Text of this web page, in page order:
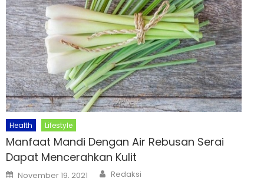
Health Lifestyle
Manfaat Mandi Dengan Air Rebusan Serai
Dapat Mencerahkan Kulit
Posted
November 19, 2021 Author
Redaksi